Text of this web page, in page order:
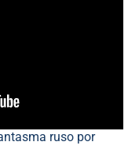
ruso por